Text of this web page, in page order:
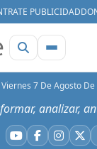
PUBLICIDAD
Viernes 7 De Agosto De
analizar,
YouTube
Facebook
X